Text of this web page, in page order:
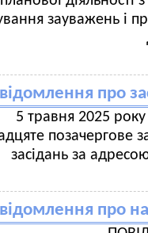
зауважень і
про
5 травня 2025
позачергове
засідань за
про